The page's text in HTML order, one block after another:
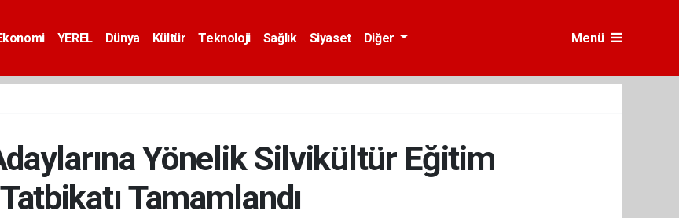
YEREL Dünya Kültür Teknoloji Sağlık Siyaset Diğer Menü
Yönelik Silvikültür Eğitim
Tatbikatı Tamamlandı